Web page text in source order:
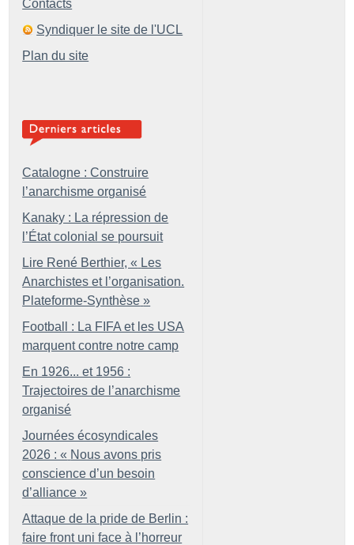
Contacts
Syndiquer le site de l'UCL
Plan du site
Catalogne : Construire
l’anarchisme organisé
Kanaky : La répression de
l’État colonial se poursuit
Lire René Berthier, « Les
Anarchistes et l’organisation.
Plateforme-Synthèse »
Football : La FIFA et les USA
marquent contre notre camp
En 1926... et 1956 :
Trajectoires de l’anarchisme
organisé
Journées écosyndicales
2026 : « Nous avons pris
conscience d’un besoin
d’alliance »
Attaque de la pride de Berlin :
faire front uni face à l’horreur